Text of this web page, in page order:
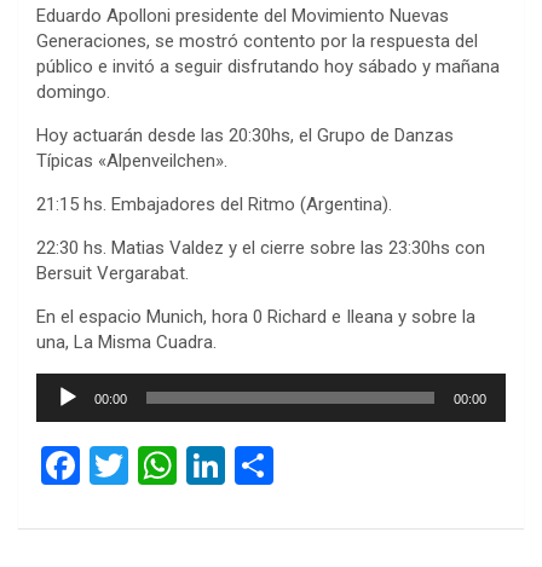
Eduardo Apolloni presidente del Movimiento Nuevas
Generaciones, se mostró contento por la respuesta del
público e invitó a seguir disfrutando hoy sábado y mañana
domingo.
Hoy actuarán desde las 20:30hs, el Grupo de Danzas
Típicas «Alpenveilchen».
21:15 hs. Embajadores del Ritmo (Argentina).
22:30 hs. Matias Valdez y el cierre sobre las 23:30hs con
Bersuit Vergarabat.
En el espacio Munich, hora 0 Richard e Ileana y sobre la
una, La Misma Cuadra.
Reproductor
00:00 00:00
F
ce
T
tt
W
at
Li
ke m